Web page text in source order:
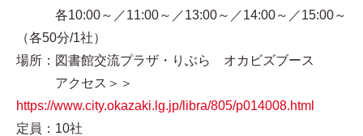
各10:00～／11:00～／13:00～／14:00～／15:00～
（各50分/1社）
場所：図書館交流プラザ・りぶら オカビズブース
アクセス＞＞
https://www.city.okazaki.lg.jp/libra/805/p014008.html
定員：10社